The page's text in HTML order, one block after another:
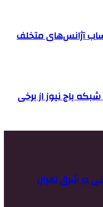
و حساب آژانس‌های متخلف
باج نیوز از برخی
در شرق تهران